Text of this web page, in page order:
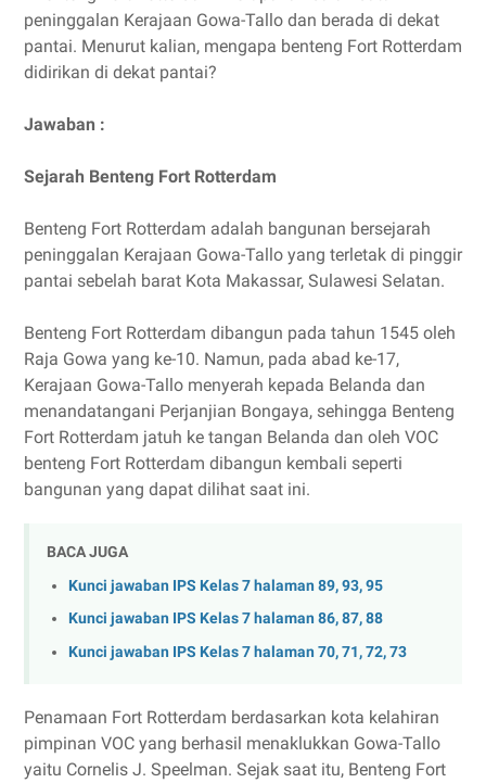
peninggalan Kerajaan Gowa-Tallo dan berada di dekat
pantai. Menurut kalian, mengapa benteng Fort Rotterdam
didirikan di dekat pantai?
Jawaban :
Sejarah Benteng Fort Rotterdam
Benteng Fort Rotterdam adalah bangunan bersejarah
peninggalan Kerajaan Gowa-Tallo yang terletak di pinggir
pantai sebelah barat Kota Makassar, Sulawesi Selatan.
Benteng Fort Rotterdam dibangun pada tahun 1545 oleh
Raja Gowa yang ke-10. Namun, pada abad ke-17,
Kerajaan Gowa-Tallo menyerah kepada Belanda dan
menandatangani Perjanjian Bongaya, sehingga Benteng
Fort Rotterdam jatuh ke tangan Belanda dan oleh VOC
benteng Fort Rotterdam dibangun kembali seperti
bangunan yang dapat dilihat saat ini.
BACA JUGA
Kunci jawaban IPS Kelas 7 halaman 89, 93, 95
Kunci jawaban IPS Kelas 7 halaman 86, 87, 88
Kunci jawaban IPS Kelas 7 halaman 70, 71, 72, 73
Penamaan Fort Rotterdam berdasarkan kota kelahiran
pimpinan VOC yang berhasil menaklukkan Gowa-Tallo
yaitu Cornelis J. Speelman. Sejak saat itu, Benteng Fort